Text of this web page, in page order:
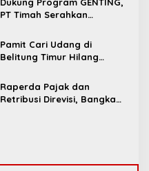
PT Timah Serahkan
untuk Cegah Stunting
Pamit Cari Udang di
Belitung Timur Hilang
Kolong Kero
Raperda Pajak dan
Retribusi Direvisi, Bangka